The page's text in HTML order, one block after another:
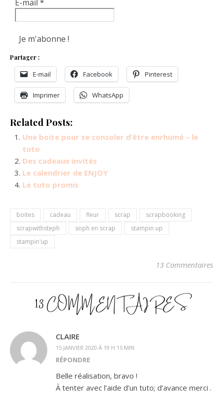
E-mail *
Partager :
E-mail Facebook Pinterest
Imprimer WhatsApp
Related Posts:
Une boite pour se consoler d’être enrhumé – le
tuto
Des cadeaux invités
Le calendrier de ENJOY
Le tuto promis
boites cadeau fleur scrap
scrapbooking
scrapwithsteph
soph en scrap
stampin up
stampin'up
13 Commentaires
13 COMMENTAIRES
CLAIRE
15 JANVIER 2020 À 19 H 15 MIN
RÉPONDRE
Belle réalisation, bravo !
À tenter avec l’aide d’un tuto; d’avance merci .